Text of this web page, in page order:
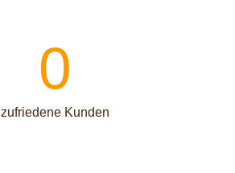
0
zufriedene Kunden